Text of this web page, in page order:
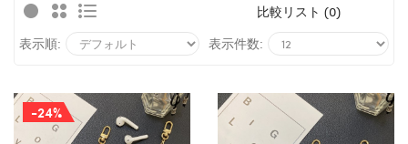
比較リスト (0)
表示順:
表示件数:
-24%